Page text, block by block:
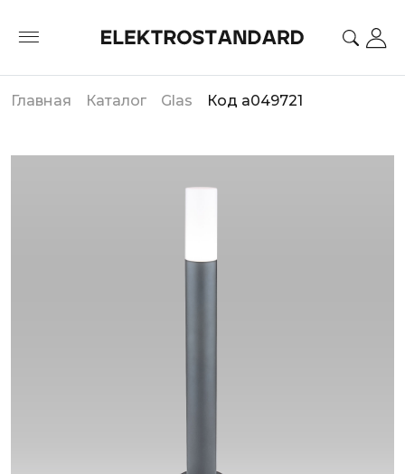
Главная Каталог Glas Код a049721